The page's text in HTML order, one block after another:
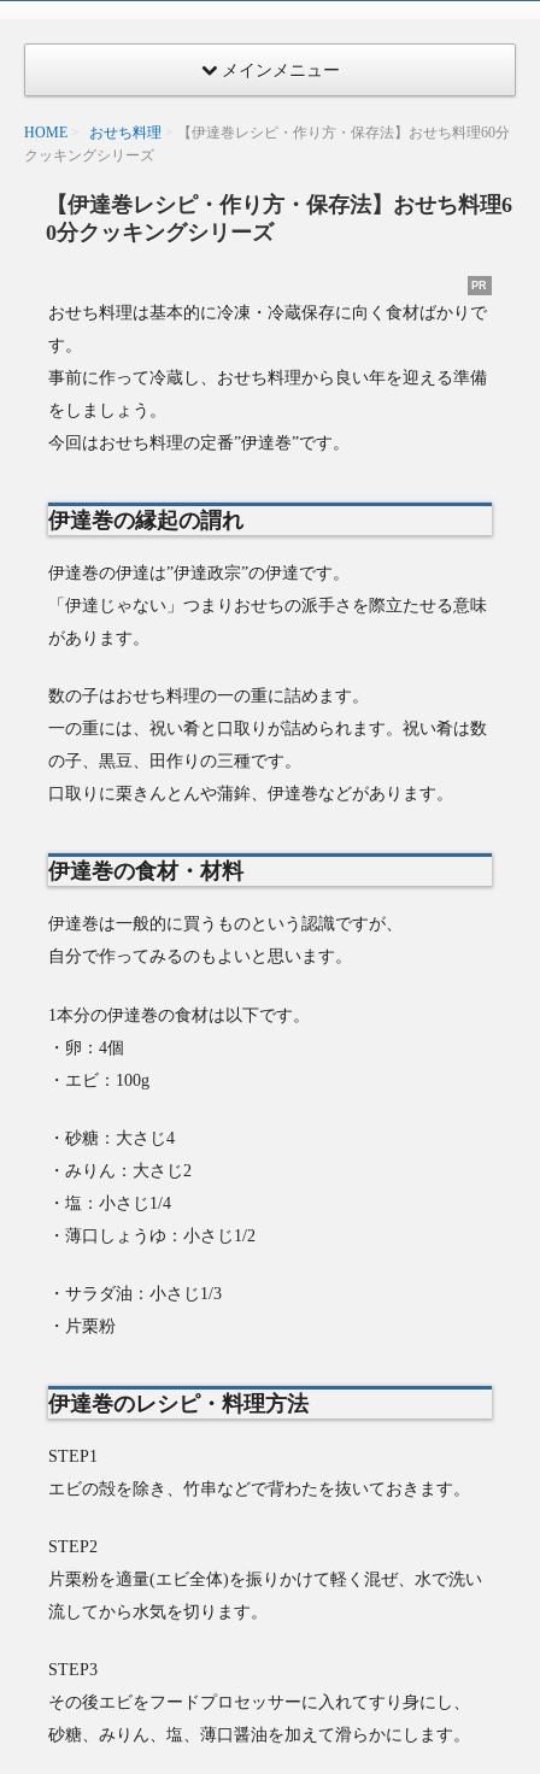
メインメニュー
HOME おせち料理
【伊達巻レシピ・作り方・保存法】おせち料理60分
クッキングシリーズ
【伊達巻レシピ・作り方・保存法】おせち料理6
0分クッキングシリーズ
PR
おせち料理は基本的に冷凍・冷蔵保存に向く食材ばかりで
す。
事前に作って冷蔵し、おせち料理から良い年を迎える準備
をしましょう。
今回はおせち料理の定番”伊達巻”です。
伊達巻の縁起の謂れ
伊達巻の伊達は”伊達政宗”の伊達です。
「伊達じゃない」つまりおせちの派手さを際立たせる意味
があります。
数の子はおせち料理の一の重に詰めます。
一の重には、祝い肴と口取りが詰められます。祝い肴は数
の子、黒豆、田作りの三種です。
口取りに栗きんとんや蒲鉾、伊達巻などがあります。
伊達巻の食材・材料
伊達巻は一般的に買うものという認識ですが、
自分で作ってみるのもよいと思います。
1本分の伊達巻の食材は以下です。
・卵：4個
・エビ：100g
・砂糖：大さじ4
・みりん：大さじ2
・塩：小さじ1/4
・薄口しょうゆ：小さじ1/2
・サラダ油：小さじ1/3
・片栗粉
伊達巻のレシピ・料理方法
STEP1
エビの殻を除き、竹串などで背わたを抜いておきます。
STEP2
片栗粉を適量(エビ全体)を振りかけて軽く混ぜ、水で洗い
流してから水気を切ります。
STEP3
その後エビをフードプロセッサーに入れてすり身にし、
砂糖、みりん、塩、薄口醤油を加えて滑らかにします。